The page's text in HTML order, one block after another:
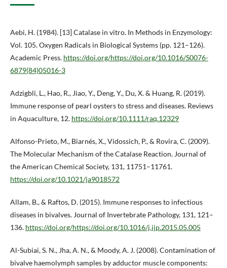
Aebi, H. (1984). [13] Catalase in vitro. In Methods in Enzymology:
Vol. 105. Oxygen Radicals in Biological Systems (pp. 121–126).
Academic Press. https://doi.org/https://doi.org/10.1016/S0076-
6879(84)05016-3
Adzigbli, L., Hao, R., Jiao, Y., Deng, Y., Du, X. & Huang, R. (2019).
Immune response of pearl oysters to stress and diseases. Reviews
in Aquaculture, 12. https://doi.org/10.1111/raq.12329
Alfonso-Prieto, M., Biarnés, X., Vidossich, P., & Rovira, C. (2009).
The Molecular Mechanism of the Catalase Reaction. Journal of
the American Chemical Society, 131, 11751–11761.
https://doi.org/10.1021/ja9018572
Allam, B., & Raftos, D. (2015). Immune responses to infectious
diseases in bivalves. Journal of Invertebrate Pathology, 131, 121–
136. https://doi.org/https://doi.org/10.1016/j.jip.2015.05.005
Al-Subiai, S. N., Jha, A. N., & Moody, A. J. (2008). Contamination of
bivalve haemolymph samples by adductor muscle components: